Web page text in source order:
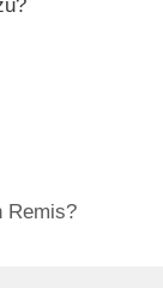
Remis?